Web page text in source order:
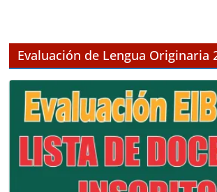
o
Evaluación de Lengua Originaria